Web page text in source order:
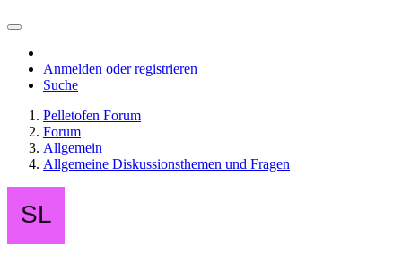
Anmelden oder registrieren
Suche
Pelletofen Forum
Forum
Allgemein
Allgemeine Diskussionsthemen und Fragen